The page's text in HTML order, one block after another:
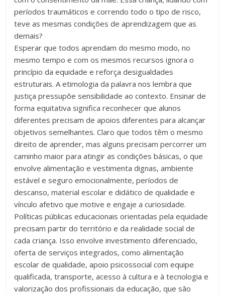
da
Educatrix!
períodos traumáticos e correndo todo o tipo de risco,
teve as mesmas condições de aprendizagem que as
demais?
Esperar que todos aprendam do mesmo modo, no
mesmo tempo e com os mesmos recursos ignora o
princípio da equidade e reforça desigualdades
estruturais. A etimologia da palavra nos lembra que
justiça pressupõe sensibilidade ao contexto. Ensinar de
forma equitativa significa reconhecer que alunos
diferentes precisam de apoios diferentes para alcançar
objetivos semelhantes. Claro que todos têm o mesmo
direito de aprender, mas alguns precisam percorrer um
caminho maior para atingir as condições básicas, o que
envolve alimentação e vestimenta dignas, ambiente
estável e seguro emocionalmente, períodos de
descanso, material escolar e didático de qualidade e
vínculo afetivo que motive e engaje a curiosidade.
Políticas públicas educacionais orientadas pela equidade
precisam partir do território e da realidade social de
cada criança. Isso envolve investimento diferenciado,
oferta de serviços integrados, como alimentação
escolar de qualidade, apoio psicossocial com equipe
qualificada, transporte, acesso à cultura e à tecnologia e
valorização dos profissionais da educação, que são